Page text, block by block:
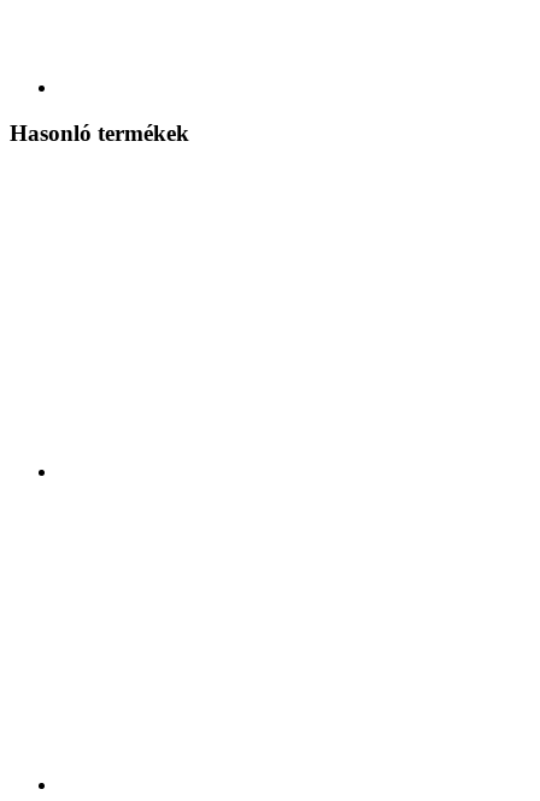
Hasonló termékek